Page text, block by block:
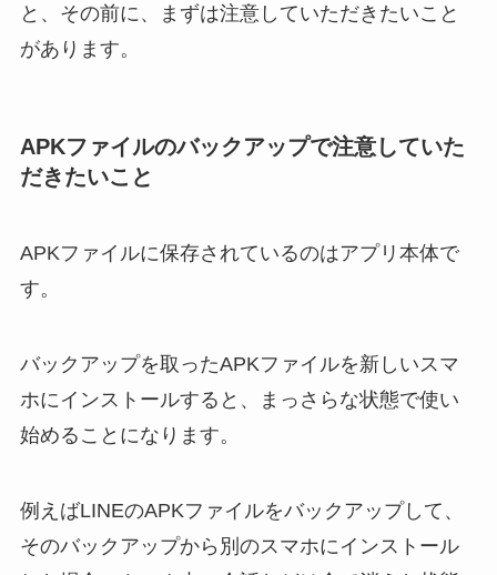
と、その前に、まずは注意していただきたいこと
があります。
APKファイルのバックアップで注意していた
だきたいこと
APKファイルに保存されているのはアプリ本体で
す。
バックアップを取ったAPKファイルを新しいスマ
ホにインストールすると、まっさらな状態で使い
始めることになります。
例えばLINEのAPKファイルをバックアップして、
そのバックアップから別のスマホにインストール